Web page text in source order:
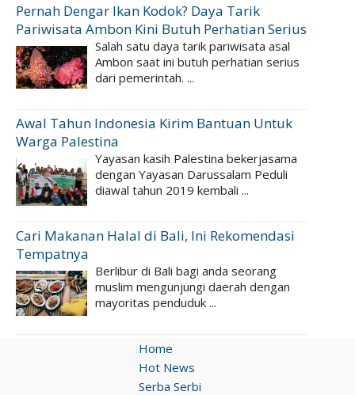
Pernah Dengar Ikan Kodok? Daya Tarik
Pariwisata Ambon Kini Butuh Perhatian Serius
Salah satu daya tarik pariwisata asal
Ambon saat ini butuh perhatian serius
dari pemerintah. ...
Awal Tahun Indonesia Kirim Bantuan Untuk
Warga Palestina
Yayasan kasih Palestina bekerjasama
dengan Yayasan Darussalam Peduli
diawal tahun 2019 kembali ...
Cari Makanan Halal di Bali, Ini Rekomendasi
Tempatnya
Berlibur di Bali bagi anda seorang
muslim mengunjungi daerah dengan
mayoritas penduduk ...
Home
Hot News
Serba Serbi